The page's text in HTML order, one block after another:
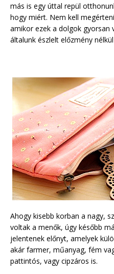
más is egy úttal repül
hogy miért. Nem kell
amikor ezek a dolgok gyorsan
általunk észlelt előzmény
Ahogy kisebb korban a nagy,
voltak a menők, úgy később
jelentenek előnyt, amelyek
akár farmer, műanyag, fém
pattintós, vagy cipzáros is.